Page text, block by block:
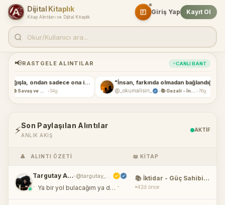
Dijital Kitaplık
Kitap Alıntıları ve Dijital Kitaplık
Giriş Yap Kayıt Ol
📢RASTGELE ALINTILAR CANLI BANT
"Düşmanını bağışla, ondan sadece ona iyil…"
54g
"İnsan, farkında olmadan bağlandığı şeyle…"
@_okumalisin_ • 📚 Gazali - İnsan Nasıl Kaybeder?•76g
⚡Son Paylaşılan Alıntılar
ANLIK AKIŞ
AKTİF
👤 ALINTI ÖZETI 📖 KITAP
Targutay Alaz- @targutay_alaz
" Ya bir yol bulacağım ya d… "
📚 İktidar - Güç Sahibi Olmanın 48 Yasası
42d önce